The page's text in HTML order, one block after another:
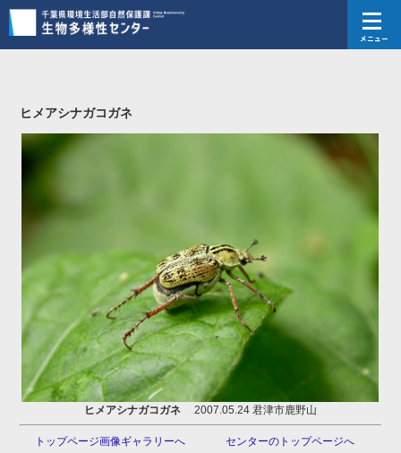
メニュー
ヒメアシナガコガネ
ヒメアシナガコガネ 2007.05.24 君津市鹿野山
トップページ画像ギャラリーへ センターのトップページへ